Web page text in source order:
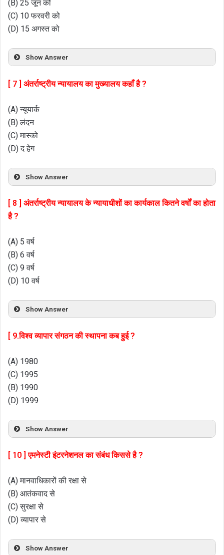
(B) 25 जून को
(C) 10 फरवरी को
(D) 15 अगस्त को
Show Answer
[ 7 ] अंतर्राष्ट्रीय न्यायालय का मुख्यालय कहाँ है ?
(A) न्यूयार्क
(B) लंदन
(C) मास्को
(D) द हेग
Show Answer
[ 8 ] अंतर्राष्ट्रीय न्यायालय के न्यायाधीशों का कार्यकाल कितने वर्षों का होता
है ?
(A) 5 वर्ष
(B) 6 वर्ष
(C) 9 वर्ष
(D) 10 वर्ष
Show Answer
[ 9.विश्व व्यापार संगठन की स्थापना कब हुई ?
(A) 1980
(C) 1995
(B) 1990
(D) 1999
Show Answer
[ 10 ] एमनेस्टी इंटरनेशनल का संबंध किससे है ?
(A) मानवाधिकारों की रक्षा से
(B) आतंकवाद से
(C) सुरक्षा से
(D) व्यापार से
Show Answer